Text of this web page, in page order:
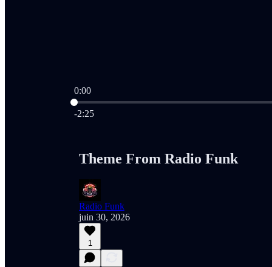
0:00
Heure actuelle: 0:00 / Temps total: -2:25
-2:25
Theme From Radio Funk
Radio Funk
juin 30, 2026
1